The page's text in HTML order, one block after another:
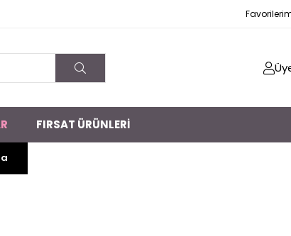
FIRSAT ÜRÜNLERİ